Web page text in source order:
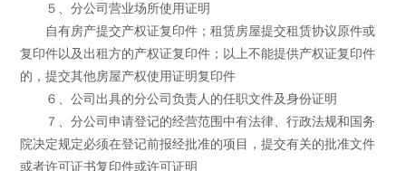
５、分公司营业场所使用证明
自有房产提交产权证复印件；租赁房屋提交租赁协议原件或
复印件以及出租方的产权证复印件；以上不能提供产权证复印件
的，提交其他房屋产权使用证明复印件
６、公司出具的分公司负责人的任职文件及身份证明
７、分公司申请登记的经营范围中有法律、行政法规和国务
院决定规定必须在登记前报经批准的项目，提交有关的批准文件
或者许可证书复印件或许可证明